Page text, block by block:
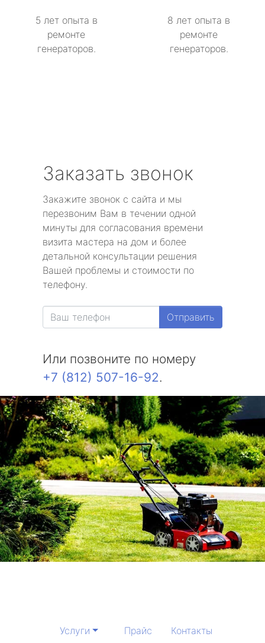
5 лет опыта в
ремонте
генераторов.
8 лет опыта в
ремонте
генераторов.
Заказать звонок
Закажите звонок с сайта и мы
перезвоним Вам в течении одной
минуты для согласования времени
визита мастера на дом и более
детальной консультации решения
Вашей проблемы и стоимости по
телефону.
Отправить
Или позвоните по номеру
+7 (812) 507-16-92.
Услуги Прайс Контакты